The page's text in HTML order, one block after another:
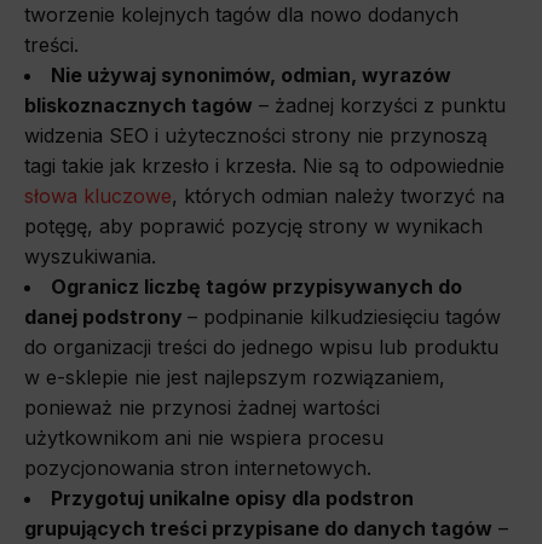
tworzenie kolejnych tagów dla nowo dodanych
treści.
Nie używaj synonimów, odmian, wyrazów
bliskoznacznych tagów – żadnej korzyści z punktu
widzenia SEO i użyteczności strony nie przynoszą
tagi takie jak krzesło i krzesła. Nie są to odpowiednie
słowa kluczowe, których odmian należy tworzyć na
potęgę, aby poprawić pozycję strony w wynikach
wyszukiwania.
Ogranicz liczbę tagów przypisywanych do
danej podstrony – podpinanie kilkudziesięciu tagów
do organizacji treści do jednego wpisu lub produktu
w e-sklepie nie jest najlepszym rozwiązaniem,
ponieważ nie przynosi żadnej wartości
użytkownikom ani nie wspiera procesu
pozycjonowania stron internetowych.
Przygotuj unikalne opisy dla podstron
grupujących treści przypisane do danych tagów –